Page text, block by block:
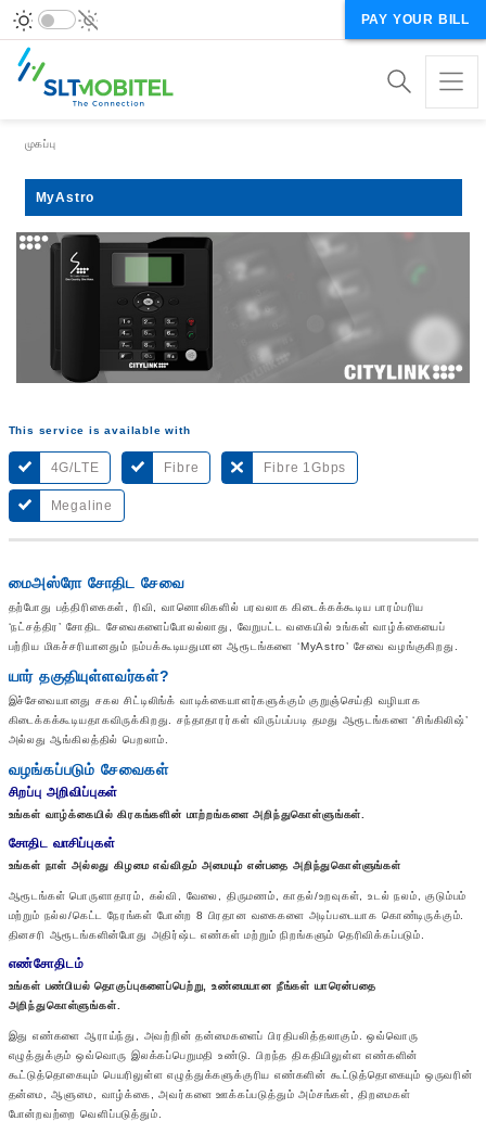
PAY YOUR BILL
Breadcrumb
முகப்பு
MyAstro
This service is available with
4G/LTE Fibre Fibre 1Gbps
Megaline
மைஅஸ்ரோ சோதிட சேவை
தற்போது பத்திரிகைகள், ரிவி, வானொலிகளில் பரவலாக கிடைக்கக்கூடிய பாரம்பரிய
‘நட்சத்திர’ சோதிட சேவைகளைப்போலல்லாது, வேறுபட்ட வகையில் உங்கள் வாழ்க்கையைப்
பற்றிய மிகச்சரியானதும் நம்பக்கூடியதுமான ஆரூடங்களை ‘MyAstro’ சேவை வழங்குகிறது.
யார் தகுதியுள்ளவர்கள்?
இச்சேவையானது சகல சிட்டிலிங்க் வாடிக்கையாளர்களுக்கும் குறுஞ்செய்தி வழியாக
கிடைக்கக்கூடியதாகவிருக்கிறது. சந்தாதாரர்கள் விருப்பப்படி தமது ஆரூடங்களை ‘சிங்கிலிஷ்’
அல்லது ஆங்கிலத்தில் பெறலாம்.
வழங்கப்படும் சேவைகள்
சிறப்பு அறிவிப்புகள்
உங்கள் வாழ்க்கையில் கிரகங்களின் மாற்றங்களை அறிந்துகொள்ளுங்கள்.
சோதிட வாசிப்புகள்
உங்கள் நாள் அல்லது கிழமை எவ்விதம் அமையும் என்பதை அறிந்துகொள்ளுங்கள்
ஆரூடங்கள் பொருளாதாரம், கல்வி, வேலை, திருமணம், காதல்/உறவுகள், உடல் நலம், குடும்பம்
மற்றும் நல்ல/கெட்ட நேரங்கள் போன்ற 8 பிரதான வகைகளை அடிப்படையாக கொண்டிருக்கும்.
தினசரி ஆரூடங்களின்போது அதிர்ஷ்ட எண்கள் மற்றும் நிறங்களும் தெரிவிக்கப்படும்.
எண்சோதிடம்
உங்கள் பண்பியல் தொகுப்புகளைப்பெற்று, உண்மையான நீங்கள் யாரென்பதை
அறிந்துகொள்ளுங்கள்.
இது எண்களை ஆராய்ந்து, அவற்றின் தன்மைகளைப் பிரதிபலித்தலாகும். ஒவ்வொரு
எழுத்துக்கும் ஒவ்வொரு இலக்கப்பெறுமதி உண்டு. பிறந்த திகதியிலுள்ள எண்களின்
கூட்டுத்தொகையும் பெயரிலுள்ள எழுத்துக்களுக்குரிய எண்களின் கூட்டுத்தொகையும் ஒருவரின்
தன்மை, ஆளுமை, வாழ்க்கை, அவர்களை ஊக்கப்படுத்தும் அம்சங்கள், திறமைகள்
போன்றவற்றை வெளிப்படுத்தும்.